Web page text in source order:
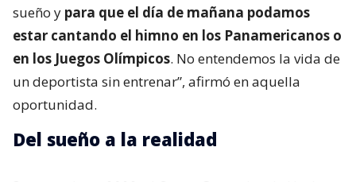
sueño y para que el día de mañana podamos
estar cantando el himno en los Panamericanos o
en los Juegos Olímpicos. No entendemos la vida de
un deportista sin entrenar”, afirmó en aquella
oportunidad.
Del sueño a la realidad